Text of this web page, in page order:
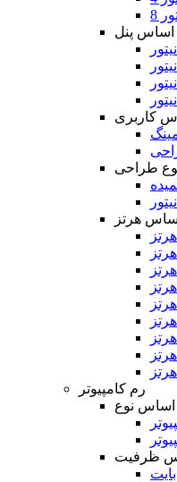
اساس پنل
کاربری
طراحی
هرتز
رم کامپیوتر
اساس نوع
ظرفیت